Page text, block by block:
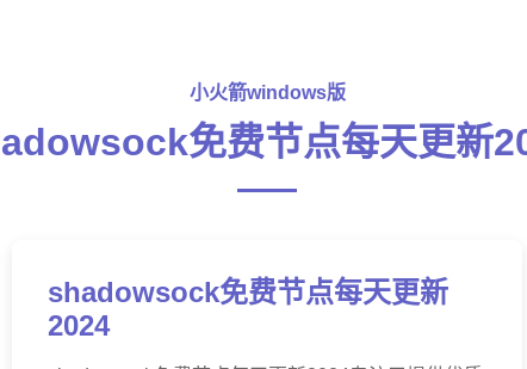
小火箭windows版
免费节点每天更新
shadowsock免费节点每天更新
2024